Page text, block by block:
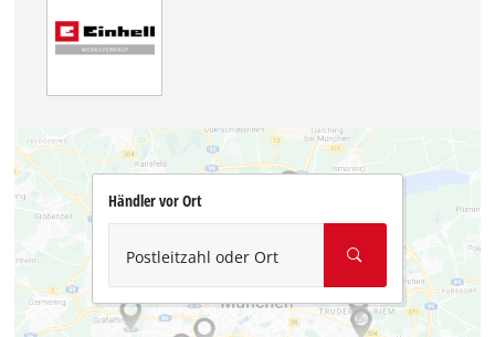
Händler vor Ort
Postleitzahl oder Ort